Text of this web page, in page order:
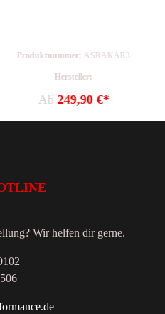
Produktnummer: ASRAKAR3
Hersteller:
Ab 249,90 €*
Wir helfen dir gerne.